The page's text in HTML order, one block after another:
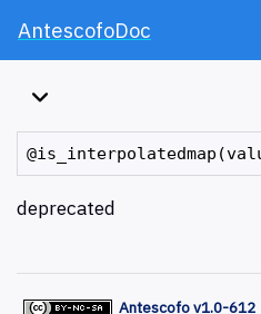
AntescofoDoc
deprecated
Antescofo v1.0-612